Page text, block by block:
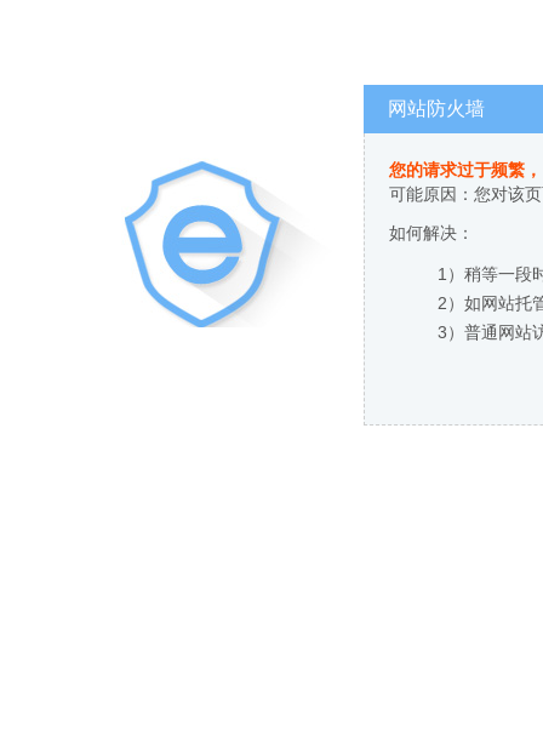
网站防火墙
您的请求过于频繁
可能原因：您对该
如何解决：
1）稍等一段
2）如网站托
3）普通网站